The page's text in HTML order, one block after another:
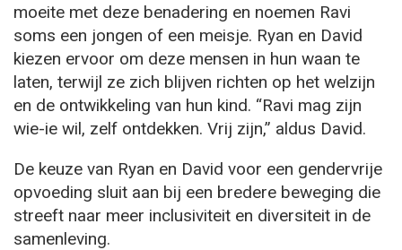
moeite met deze benadering en noemen Ravi
soms een jongen of een meisje. Ryan en David
kiezen ervoor om deze mensen in hun waan te
laten, terwijl ze zich blijven richten op het welzijn
en de ontwikkeling van hun kind. “Ravi mag zijn
wie-ie wil, zelf ontdekken. Vrij zijn,” aldus David.
De keuze van Ryan en David voor een gendervrije
opvoeding sluit aan bij een bredere beweging die
streeft naar meer inclusiviteit en diversiteit in de
samenleving.